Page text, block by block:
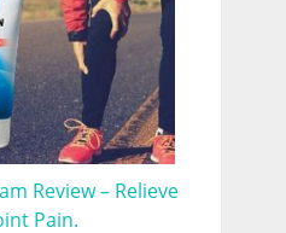
Review – Relieve
Pain.